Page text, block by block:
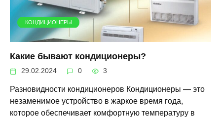
КОНДИЦИОНЕРЫ
Какие бывают кондиционеры?
29.02.2024 0 3
Разновидности кондиционеров Кондиционеры — это
незаменимое устройство в жаркое время года,
которое обеспечивает комфортную температуру в